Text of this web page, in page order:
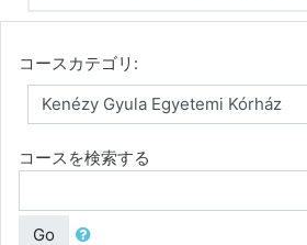
コースカテゴリ:
コースを検索する
Go